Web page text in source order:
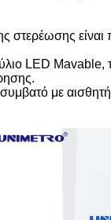
LED Mavable,
με